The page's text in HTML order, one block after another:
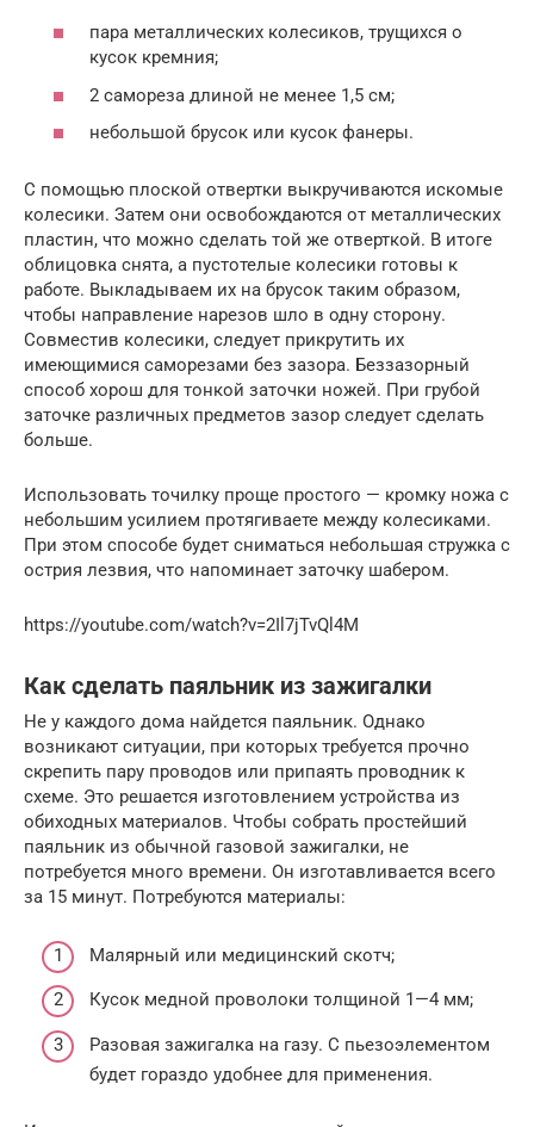
пара металлических колесиков, трущихся о
кусок кремния;
2 самореза длиной не менее 1,5 см;
небольшой брусок или кусок фанеры.
С помощью плоской отвертки выкручиваются искомые
колесики. Затем они освобождаются от металлических
пластин, что можно сделать той же отверткой. В итоге
облицовка снята, а пустотелые колесики готовы к
работе. Выкладываем их на брусок таким образом,
чтобы направление нарезов шло в одну сторону.
Совместив колесики, следует прикрутить их
имеющимися саморезами без зазора. Беззазорный
способ хорош для тонкой заточки ножей. При грубой
заточке различных предметов зазор следует сделать
больше.
Использовать точилку проще простого — кромку ножа с
небольшим усилием протягиваете между колесиками.
При этом способе будет сниматься небольшая стружка с
острия лезвия, что напоминает заточку шабером.
https://youtube.com/watch?v=2Il7jTvQl4M
Как сделать паяльник из зажигалки
Не у каждого дома найдется паяльник. Однако
возникают ситуации, при которых требуется прочно
скрепить пару проводов или припаять проводник к
схеме. Это решается изготовлением устройства из
обиходных материалов. Чтобы собрать простейший
паяльник из обычной газовой зажигалки, не
потребуется много времени. Он изготавливается всего
за 15 минут. Потребуются материалы:
Малярный или медицинский скотч;
Кусок медной проволоки толщиной 1—4 мм;
Разовая зажигалка на газу. С пьезоэлементом
будет гораздо удобнее для применения.